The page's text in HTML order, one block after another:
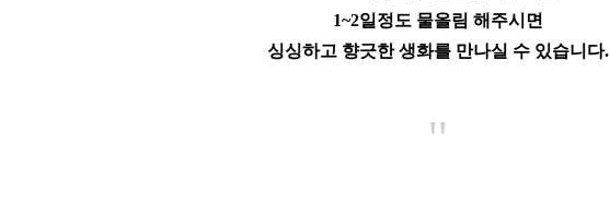
1~2일정도 물올림 해주시면
싱싱하고 향긋한 생화를 만나실 수 있습니다.
"